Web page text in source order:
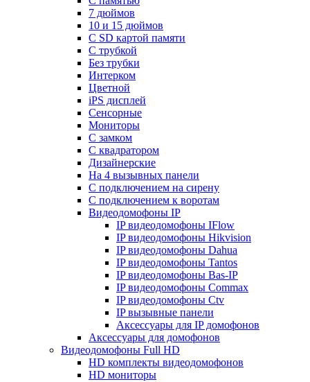
7 дюймов
10 и 15 дюймов
С SD картой памяти
С трубкой
Без трубки
Интерком
Цветной
iPS дисплей
Сенсорные
Мониторы
С замком
C квадратором
Дизайнерские
На 4 вызывных панели
С подключением на сирену
С подключением к воротам
Видеодомофоны IP
IP видеодомофоны IFlow
IP видеодомофоны Hikvision
IP видеодомофоны Dahua
IP видеодомофоны Tantos
IP видеодомофоны Bas-IP
IP видеодомофоны Commax
IP видеодомофоны Ctv
IP вызывные панели
Аксессуары для IP домофонов
Аксессуары для домофонов
Видеодомофоны Full HD
HD комплекты видеодомофонов
HD мониторы